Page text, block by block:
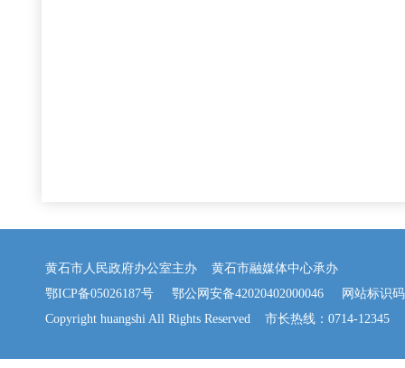
黄石市人民政府办公室主办 黄石市融媒体中心承办
鄂ICP备05026187号
鄂公网安备42020402000046 网站标识码
Copyright huangshi All Rights Reserved 市长热线：0714-12345